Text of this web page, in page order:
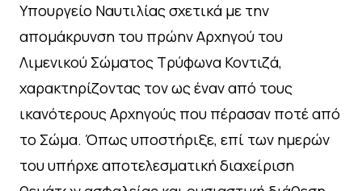
Υπουργείο Ναυτιλίας σχετικά με την
απομάκρυνση του πρώην Αρχηγού του
Λιμενικού Σώματος Τρύφωνα Κοντιζά,
χαρακτηρίζοντας τον ως έναν από τους
ικανότερους Αρχηγούς που πέρασαν ποτέ από
το Σώμα. Όπως υποστήριξε, επί των ημερών
του υπήρχε αποτελεσματική διαχείριση